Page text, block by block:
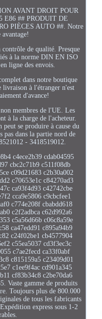
AVANT DROIT POUR
E86 ## PRODUIT DE
PIÈCES AUTO ##. Notre
de qualité. Presque
à la norme DIN EN ISO
ligne des envois.
dans notre boutique
à l'étranger n'est
d'avance!
membres de l'UE. Les
à la charge de l'acheteur.
se produire à cause du
pas dans la partie nord de
- 3418519012.
c4ece2b39 cdab04595
cbc2c71b9 c511f08db
c09d21683 c2b30a002
c70653e1c c84270ad3
ca93f4d93 c42742cbe
cca9e5806 c9cbcfee1
c774e208f cbabdd618
c2f2adbca c62d992a6
c5a56d66b c06c8a59e
ca47edd91 c895a94b9
c24f02be1 cb4577904
c55ea5037 cd3f3ec3c
c7ae2fecd ca33f0abf
c815159a5 c23409d01
c1ee9f4ac cd901a345
cf83b34c8 c2be70da6
Vaste gamme de produits
Toujours plus de 800.000
de tous les fabricants
express sous 1-2